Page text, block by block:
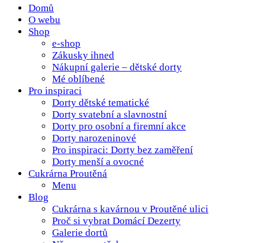
domacidezerty.cz
Domů
O webu
Shop
e-shop
Zákusky ihned
Nákupní galerie – dětské dorty
Mé oblíbené
Pro inspiraci
Dorty dětské tematické
Dorty svatební a slavnostní
Dorty pro osobní a firemní akce
Dorty narozeninové
Pro inspiraci: Dorty bez zaměření
Dorty menší a ovocné
Cukrárna Proutěná
Menu
Blog
Cukrárna s kavárnou v Proutěné ulici
Proč si vybrat Domácí Dezerty
Galerie dortů